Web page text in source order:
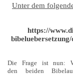
Unter dem
https://
Die Frage ist nun:
den beiden